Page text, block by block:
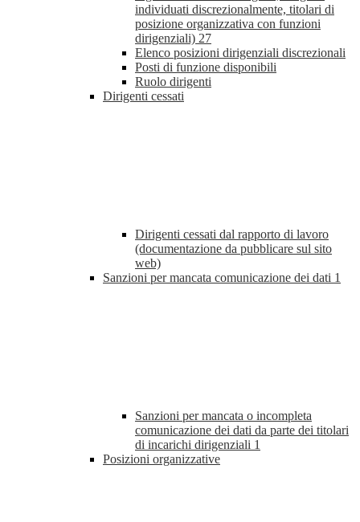
individuati discrezionalmente, titolari di
posizione organizzativa con funzioni
dirigenziali) 27
Elenco posizioni dirigenziali discrezionali
Posti di funzione disponibili
Ruolo dirigenti
Dirigenti cessati
Dirigenti cessati dal rapporto di lavoro
(documentazione da pubblicare sul sito
web)
Sanzioni per mancata comunicazione dei dati 1
Sanzioni per mancata o incompleta
comunicazione dei dati da parte dei titolari
di incarichi dirigenziali 1
Posizioni organizzative